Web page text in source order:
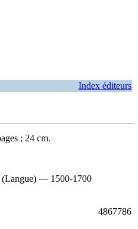
Index éditeurs
; 24 cm.
(Langue) — 1500-1700
4867786